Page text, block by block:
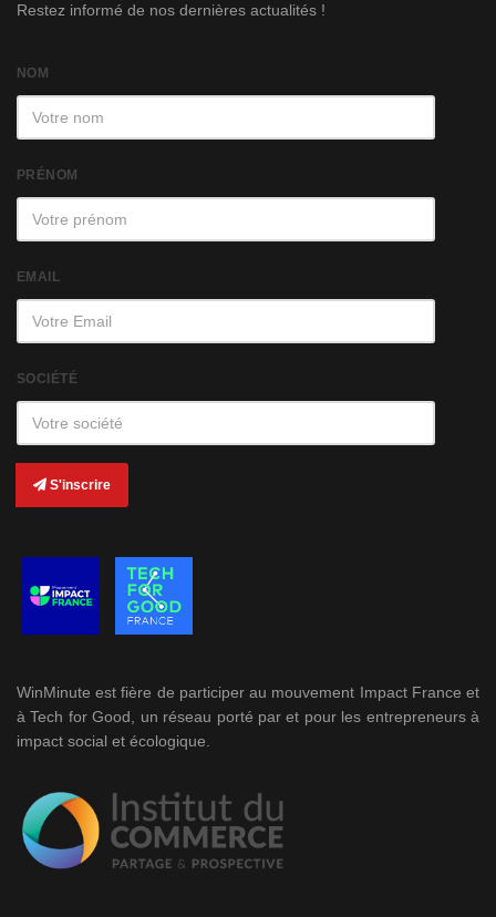
Restez informé de nos dernières actualités !
NOM
PRÉNOM
EMAIL
SOCIÉTÉ
S'inscrire
WinMinute est fière de participer au mouvement Impact France et
à Tech for Good, un réseau porté par et pour les entrepreneurs à
impact social et écologique.